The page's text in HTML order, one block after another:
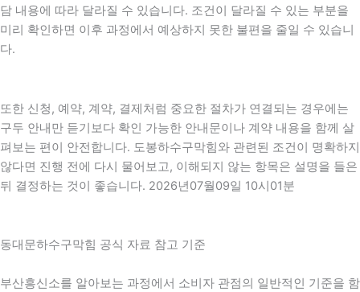
담 내용에 따라 달라질 수 있습니다. 조건이 달라질 수 있는 부분을
미리 확인하면 이후 과정에서 예상하지 못한 불편을 줄일 수 있습니
다.
또한 신청, 예약, 계약, 결제처럼 중요한 절차가 연결되는 경우에는
구두 안내만 듣기보다 확인 가능한 안내문이나 계약 내용을 함께 살
펴보는 편이 안전합니다. 도봉하수구막힘와 관련된 조건이 명확하지
않다면 진행 전에 다시 물어보고, 이해되지 않는 항목은 설명을 들은
뒤 결정하는 것이 좋습니다. 2026년07월09일 10시01분
동대문하수구막힘 공식 자료 참고 기준
부산흥신소를 알아보는 과정에서 소비자 관점의 일반적인 기준을 함